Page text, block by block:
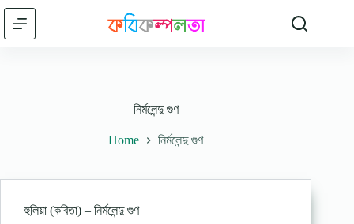
Skip
content
নির্মলেন্দু গুণ
Home নির্মলেন্দু গুণ
হুলিয়া (কবিতা) – নির্মলেন্দু গুণ